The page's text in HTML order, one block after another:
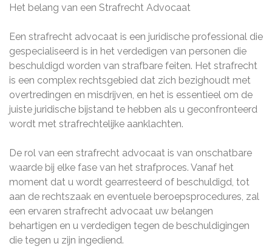
Het belang van een Strafrecht Advocaat
Een strafrecht advocaat is een juridische professional die
gespecialiseerd is in het verdedigen van personen die
beschuldigd worden van strafbare feiten. Het strafrecht
is een complex rechtsgebied dat zich bezighoudt met
overtredingen en misdrijven, en het is essentieel om de
juiste juridische bijstand te hebben als u geconfronteerd
wordt met strafrechtelijke aanklachten.
De rol van een strafrecht advocaat is van onschatbare
waarde bij elke fase van het strafproces. Vanaf het
moment dat u wordt gearresteerd of beschuldigd, tot
aan de rechtszaak en eventuele beroepsprocedures, zal
een ervaren strafrecht advocaat uw belangen
behartigen en u verdedigen tegen de beschuldigingen
die tegen u zijn ingediend.